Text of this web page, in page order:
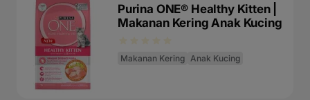
Purina ONE® Healthy Kitten |
Makanan Kering Anak Kucing
Makanan Kering Anak Kucing